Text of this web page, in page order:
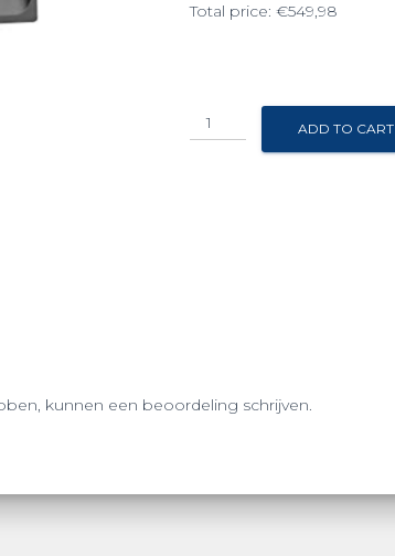
Total price: €549,98
VDB
Tech
ADD TO CART
kunnen een beoordeling schrijven.